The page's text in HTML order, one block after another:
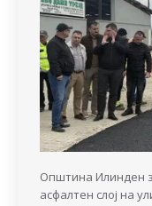
Општина Илинден
асфалтен слој на